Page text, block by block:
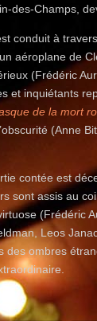
des-Champs,
conduit à
aéroplane de
(Frédéric
et inquiétants
de la mort
(Anne
contée est
sont assis au
(Frédéric
Leos
des ombres